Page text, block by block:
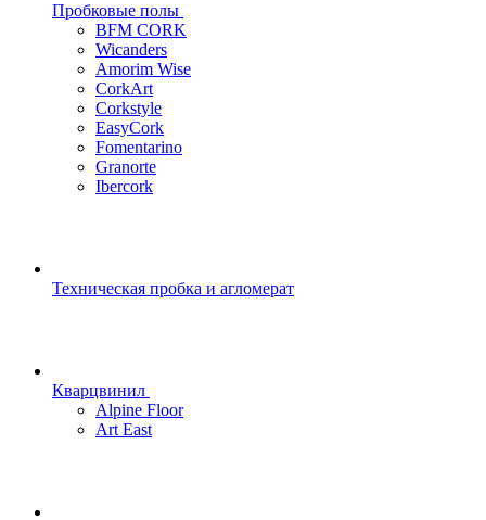
Пробковые полы
BFM CORK
Wicanders
Amorim Wise
CorkArt
Corkstyle
EasyCork
Fomentarino
Granorte
Ibercork
Техническая пробка и агломерат
Кварцвинил
Alpine Floor
Art East